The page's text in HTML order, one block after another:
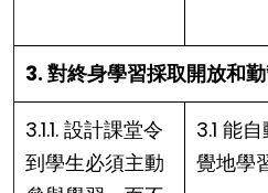
3. 對終身學習採取開放和
3.1.1. 設計課堂令
到學生必須主動
3.1 能
覺地學